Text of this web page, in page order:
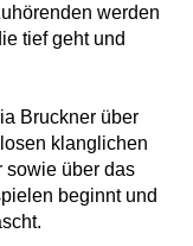
werden
tief geht und
Bruckner über
klanglichen
sowie über das
beginnt und